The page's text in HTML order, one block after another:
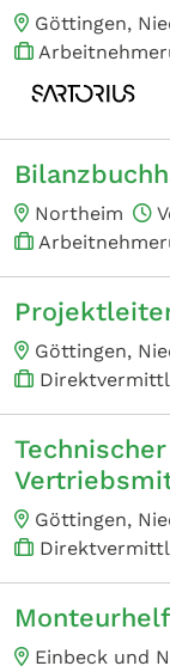
Göttingen,
Northeim
Göttingen,
Technischer
Göttingen,
Einbeck und